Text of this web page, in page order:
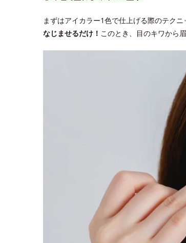
まずはアイカラー1色で仕上げる際のテクニ
なじませるだけ！ このとき、目のキワから